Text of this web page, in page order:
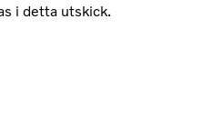
i detta utskick.